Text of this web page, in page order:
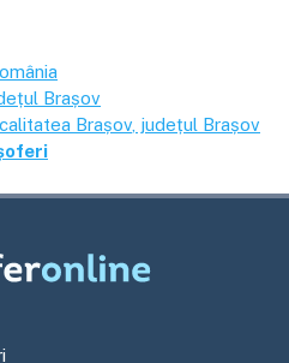
Brașov
Brașov , județul Brașov